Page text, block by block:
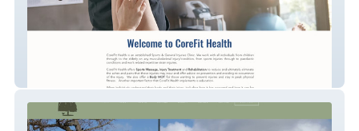
CoreFit Health